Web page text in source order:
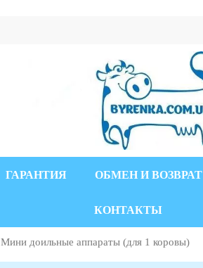
ГАРАНТИЯ ОБМЕН И ВОЗВРАТ
КОНТАКТЫ
Мини доильные аппараты (для 1 коровы)